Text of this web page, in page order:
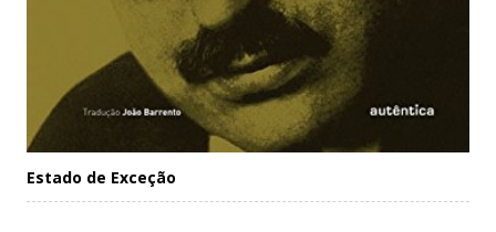
Estado de Exceção